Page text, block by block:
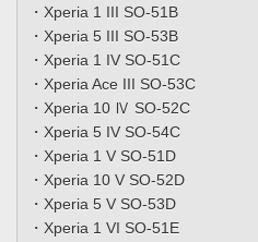
・Xperia 1 III SO-51B
・Xperia 5 III SO-53B
・Xperia 1 IV SO-51C
・Xperia Ace III SO-53C
・Xperia 10 Ⅳ SO-52C
・Xperia 5 IV SO-54C
・Xperia 1 V SO-51D
・Xperia 10 V SO-52D
・Xperia 5 V SO-53D
・Xperia 1 VI SO-51E